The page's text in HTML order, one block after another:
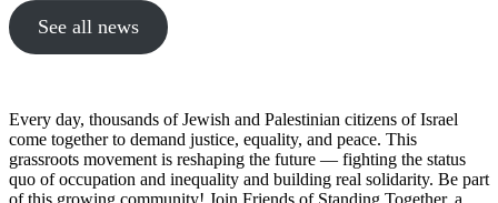
See all news
Every day, thousands of Jewish and Palestinian citizens of Israel
come together to demand justice, equality, and peace. This
grassroots movement is reshaping the future — fighting the status
quo of occupation and inequality and building real solidarity. Be part
of this growing community! Join Friends of Standing Together, a